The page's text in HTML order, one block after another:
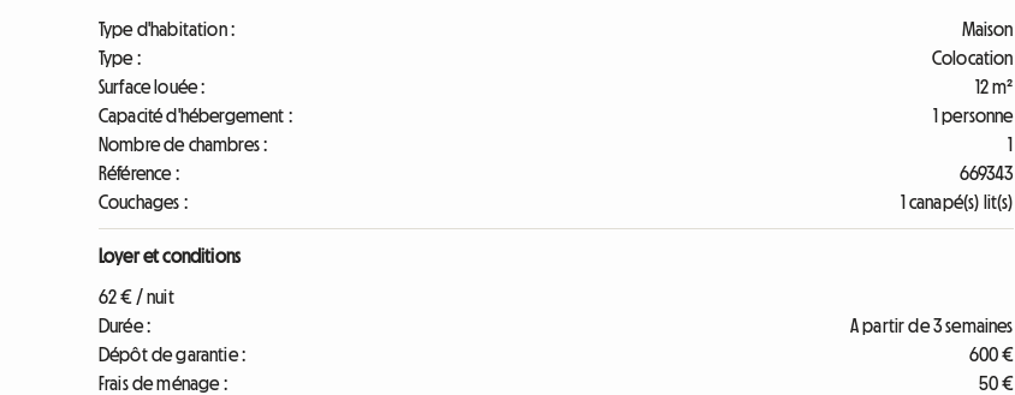
Type d'habitation :
Maison
Type :
Colocation
Surface louée :
12 m²
Capacité d'hébergement :
1 personne
Nombre de chambres :
1
Référence :
669343
Couchages :
1 canapé(s) lit(s)
Loyer et conditions
62 € / nuit
Durée :
A partir de 3 semaines
Dépôt de garantie :
600 €
Frais de ménage :
50 €